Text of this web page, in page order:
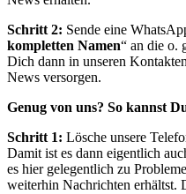
Schritt 2: Sende eine
kompletten Namen“ an die o.
Dich dann in unseren
News versorgen.
Genug von uns? So kannst
Schritt 1: Lösche unsere
Damit ist es dann eigentlich
es hier gelegentlich zu
weiterhin Nachrichten erhältst.